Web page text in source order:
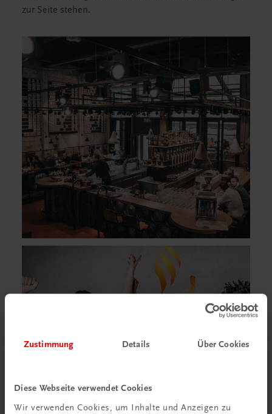
Zustimmung Details Über Cookies
Diese Webseite verwendet Cookies
Wir verwenden Cookies, um Inhalte und Anzeigen zu
zur Seite stehen.